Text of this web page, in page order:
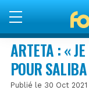
ARTETA : «
POUR
Publié le 30 Oct 2021